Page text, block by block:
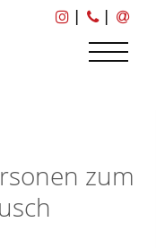
| |
zum